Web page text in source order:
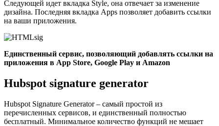
Следующей идет вкладка Style, она отвечает за изменение
дизайна. Последняя вкладка Apps позволяет добавить ссылки
на ваши приложения.
Единственный сервис, позволяющий добавлять ссылки на
приложения в App Store, Google Play и Amazon
Hubspot signature generator
Hubspot Signature Generator – самый простой из
перечисленных сервисов, и единственный полностью
бесплатный. Минимальное количество функций не мешает